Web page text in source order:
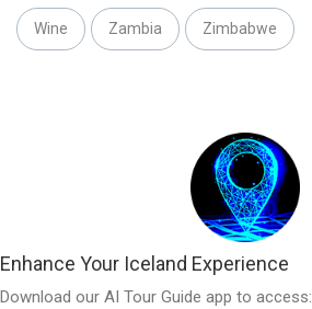
Wine Zambia Zimbabwe
Enhance Your Iceland Experience
Download our AI Tour Guide app to access: